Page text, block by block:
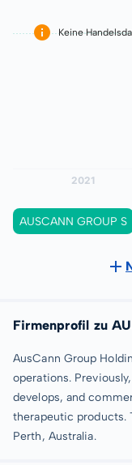
Keine
AUSCANN GROUP S
Firmenprofil zu
AusCann Group
operations.
develops, and
therapeutic products.
Perth, Australia.